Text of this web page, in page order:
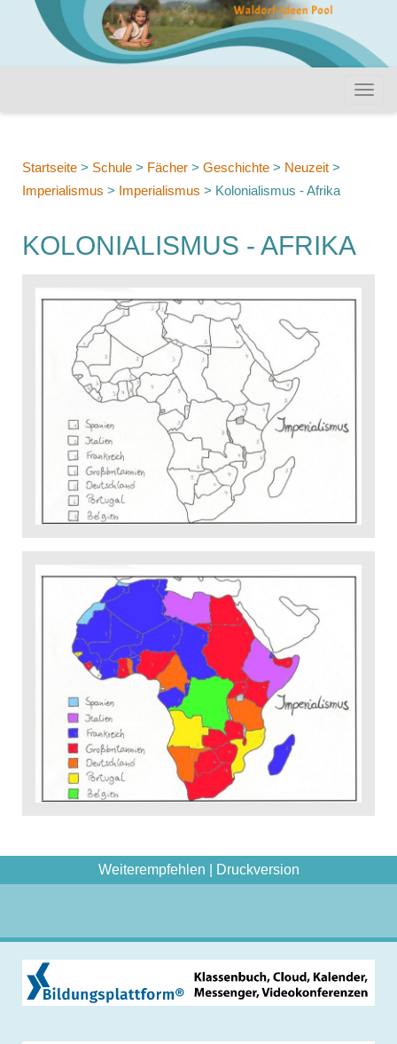
Startseite > Schule > Fächer > Geschichte > Neuzeit >
Imperialismus > Imperialismus > Kolonialismus - Afrika
KOLONIALISMUS - AFRIKA
Weiterempfehlen Druckversion